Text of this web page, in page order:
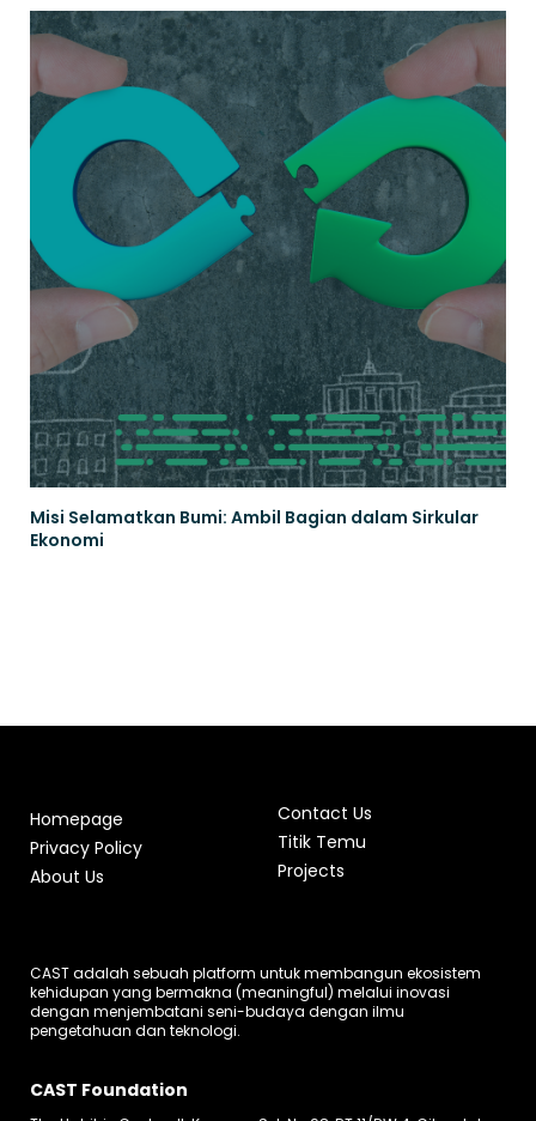
Misi Selamatkan Bumi: Ambil Bagian dalam Sirkular
Ekonomi
Homepage
Privacy Policy
About Us
Contact Us
Titik Temu
Projects
CAST adalah sebuah platform untuk membangun ekosistem
kehidupan yang bermakna (meaningful) melalui inovasi
dengan menjembatani seni-budaya dengan ilmu
pengetahuan dan teknologi.
CAST Foundation